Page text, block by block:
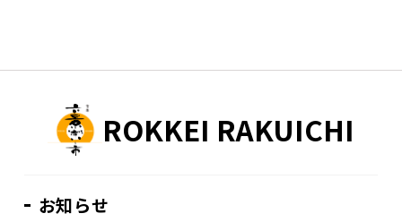
ROKKEI RAKUICHI
お知らせ